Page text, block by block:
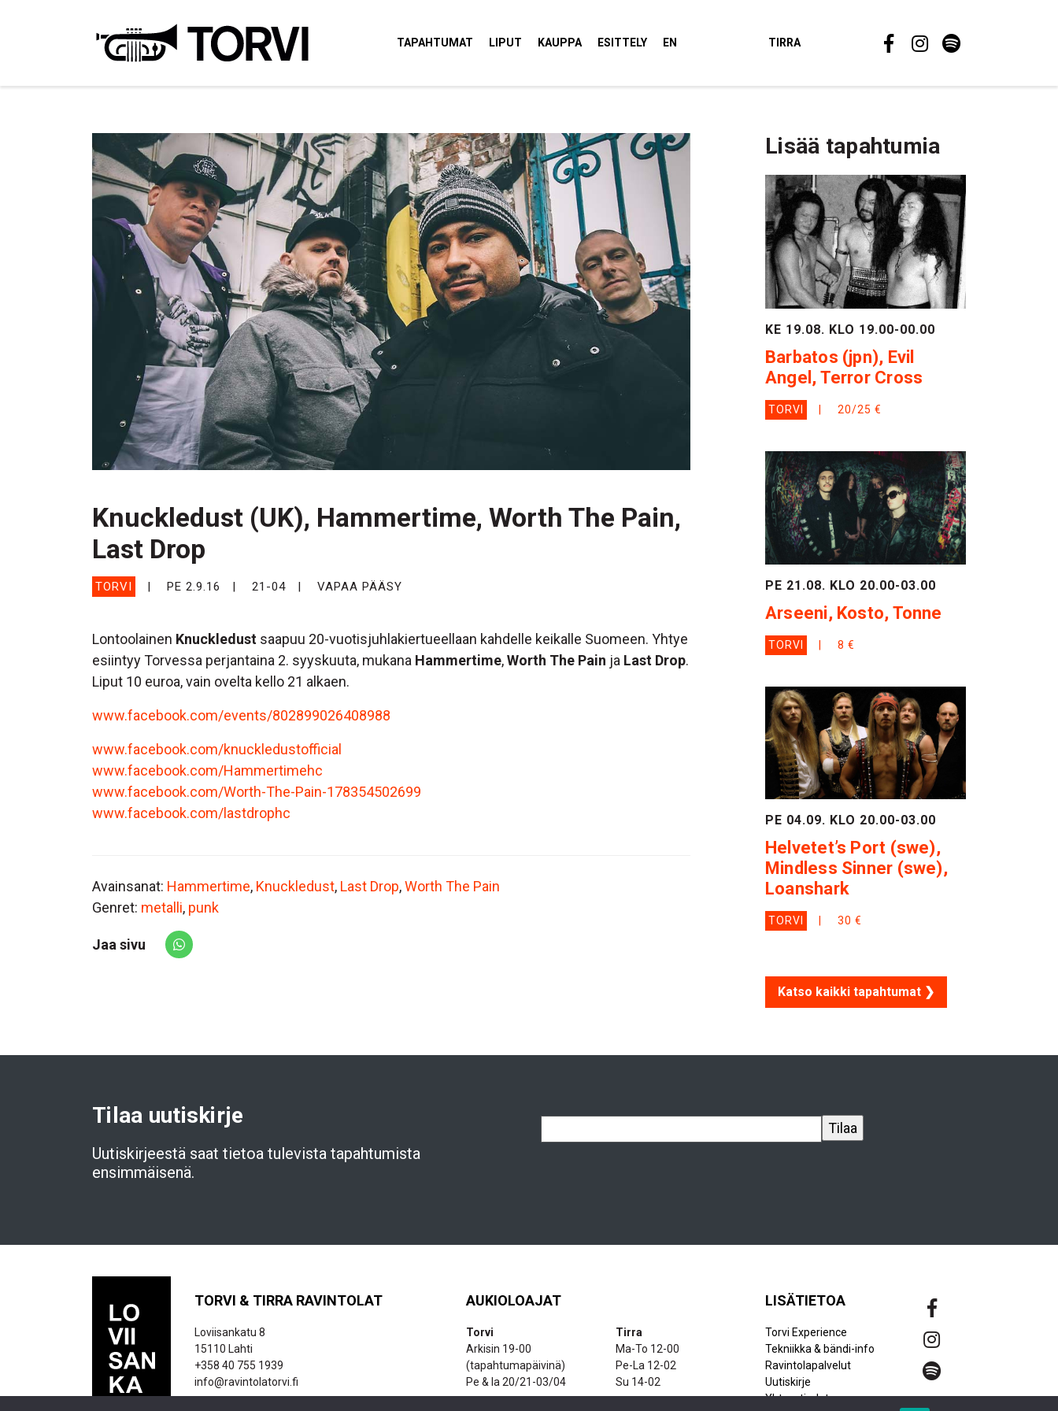
TAPAHTUMAT LIPUT KAUPPA ESITTELY EN TIRRA
Knuckledust (UK), Hammertime, Worth The Pain,
Last Drop
TORVI PE 2.9.16 21-04 VAPAA PÄÄSY
Lontoolainen Knuckledust saapuu 20-vuotisjuhlakiertueellaan kahdelle keikalle Suomeen. Yhtye
esiintyy Torvessa perjantaina 2. syyskuuta, mukana Hammertime,Worth The Pain ja Last Drop.
Liput 10 euroa, vain ovelta kello 21 alkaen.
www.facebook.com/events/802899026408988
www.facebook.com/knuckledustofficial
www.facebook.com/Hammertimehc
www.facebook.com/Worth-The-Pain-178354502699
www.facebook.com/lastdrophc
Avainsanat: Hammertime, Knuckledust, Last Drop,Worth The Pain
Genret: metalli, punk
Jaa sivu
Share via Whatsapp
Lisää tapahtumia
KE 19.08. KLO 19.00-00.00
Barbatos (jpn), Evil
Angel, Terror Cross
TORVI 20/25 €
PE 21.08. KLO 20.00-03.00
Arseeni, Kosto, Tonne
TORVI 8 €
PE 04.09. KLO 20.00-03.00
Helvetet’s Port (swe),
Mindless Sinner (swe),
Loanshark
TORVI 30 €
Katso kaikki tapahtumat ❯
Tilaa uutiskirje
Uutiskirjeestä saat tietoa tulevista tapahtumista
ensimmäisenä.
TORVI & TIRRA RAVINTOLAT
Loviisankatu 8
15110 Lahti
+358 40 755 1939
info@ravintolatorvi.fi
AUKIOLOAJAT
Torvi
Arkisin 19-00
(tapahtumapäivinä)
Pe & la 20/21-03/04
Tirra
Ma-To 12-00
Pe-La 12-02
Su 14-02
LISÄTIETOA
Torvi Experience
Tekniikka & bändi-info
Ravintolapalvelut
Uutiskirje
Yhteystiedot